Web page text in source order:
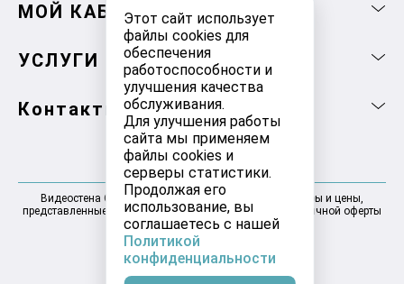
Этот сайт использует
файлы cookies для
обеспечения
работоспособности и
улучшения качества
обслуживания.
Для улучшения работы
сайта мы применяем
файлы cookies и
серверы статистики.
Продолжая его
использование, вы
соглашаетесь с нашей
Политикой
конфиденциальности
МОЙ КАБИНЕТ
УСЛУГИ
Контакты
Видеостена Самара 2025-2026 © Информация, товары и цены,
представленные на сайте, не являются договором публичной оферты